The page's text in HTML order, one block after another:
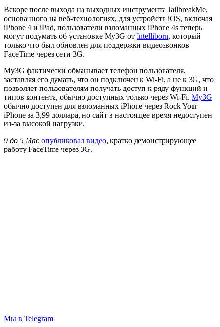
Вскоре после выхода на выходных инструмента JailbreakMe,
основанного на веб-технологиях, для устройств iOS, включая
iPhone 4 и iPad, пользователи взломанных iPhone 4s теперь
могут подумать об установке My3G от Intelliborn, который
только что был обновлен для поддержки видеозвонков
FaceTime через сети 3G.
My3G фактически обманывает телефон пользователя,
заставляя его думать, что он подключен к Wi-Fi, а не к 3G, что
позволяет пользователям получать доступ к ряду функций и
типов контента, обычно доступных только через Wi-Fi. My3G
обычно доступен для взломанных iPhone через Rock Your
iPhone за 3,99 доллара, но сайт в настоящее время недоступен
из-за высокой нагрузки.
9 до 5 Mac опубликовал видео, кратко демонстрирующее
работу FaceTime через 3G.
Мы в Telegram